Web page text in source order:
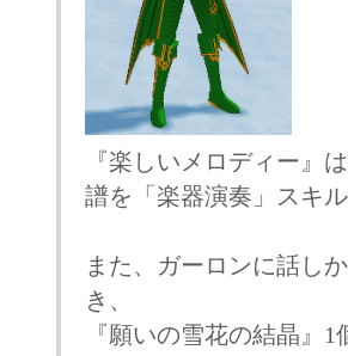
『楽しいメロディー』
譜を「楽器演奏」スキ
また、ガーロンに話し
き、
『願いの雪花の結晶』